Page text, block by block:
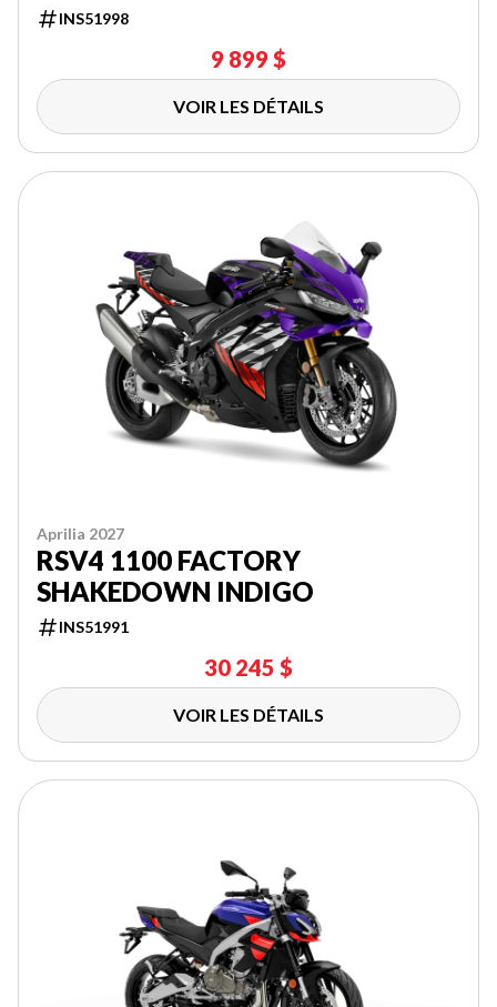
INS51998
9 899 $
VOIR LES DÉTAILS
Aprilia 2027
RSV4 1100 FACTORY
SHAKEDOWN INDIGO
INS51991
30 245 $
VOIR LES DÉTAILS